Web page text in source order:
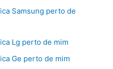
Samsung perto de
Lg perto de mim
Ge perto de mim